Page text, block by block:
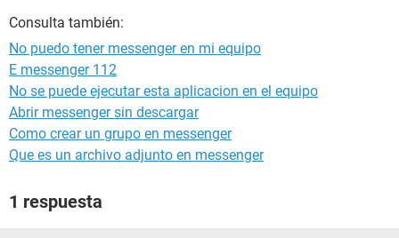
Consulta también:
No puedo tener messenger en mi equipo
E messenger 112
No se puede ejecutar esta aplicacion en el equipo
Abrir messenger sin descargar
Como crear un grupo en messenger
Que es un archivo adjunto en messenger
1 respuesta